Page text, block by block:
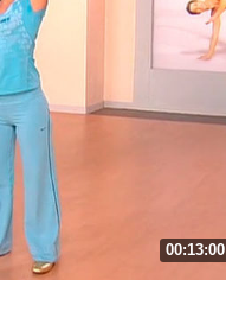
00:13:00